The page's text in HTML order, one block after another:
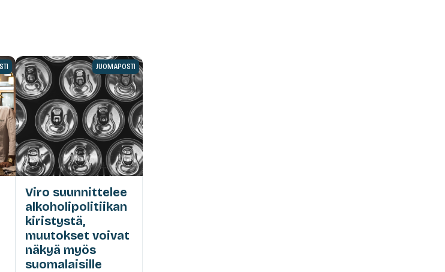
JUOMAPOSTI
Viro suunnittelee
alkoholipolitiikan
kiristystä,
muutokset voivat
näkyä myös
suomalaisille